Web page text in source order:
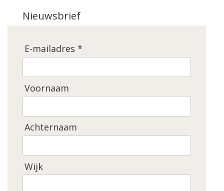
Nieuwsbrief
E-mailadres *
Voornaam
Achternaam
Wijk